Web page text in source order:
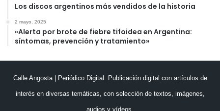
Los discos argentinos más vendidos de la historia
2 mayo, 2025
«Alerta por brote de fiebre tifoidea en Argentina:
síntomas, prevención y tratamiento»
Calle Angosta | Periódico Digital. Publicación digital con artículos de
interés en diversas temáticas, con selección de textos, imágenes,
audios y vídeos.